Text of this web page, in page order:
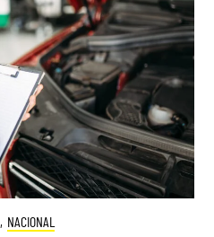
, NACIONAL